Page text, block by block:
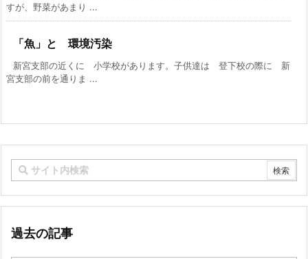
すが、野菜があまり ...
「魚」と 環境汚染
新宮支部の近くに 小学校があります。子供達は 登下校の際に 新
宮支部の前を通りま ...
過去の記事